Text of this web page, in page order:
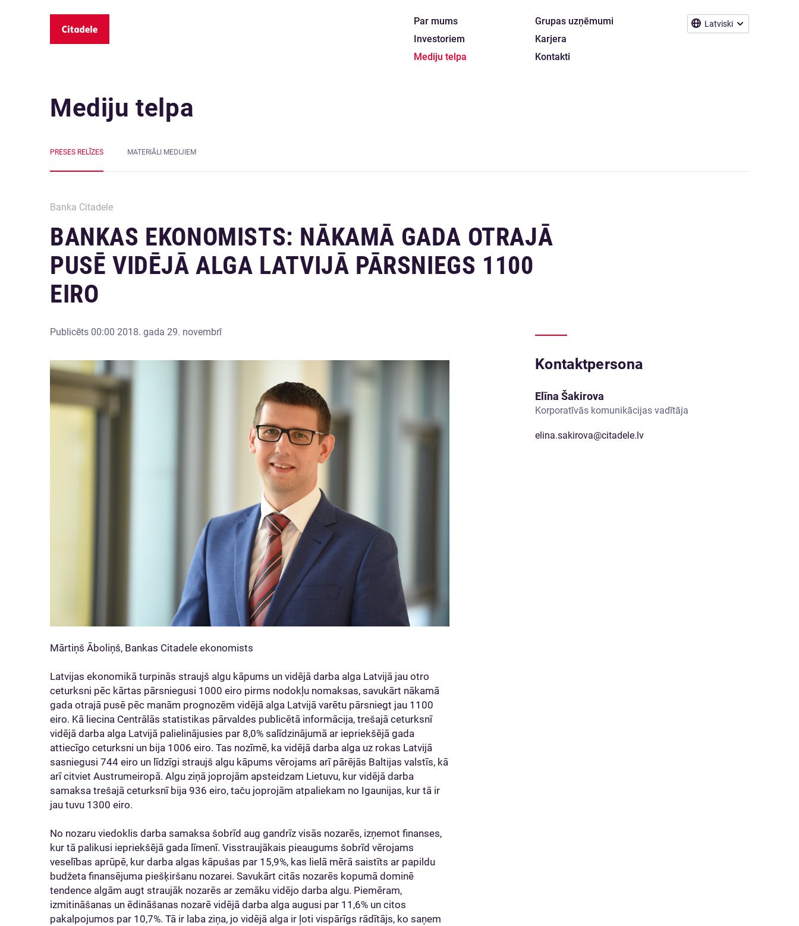
Latviski
Par mums
Investoriem
Mediju telpa
Grupas uzņēmumi
Karjera
Kontakti
Mediju telpa
PRESES RELĪZES MATERIĀLI MEDIJIEM
Banka Citadele
BANKAS EKONOMISTS: NĀKAMĀ GADA OTRAJĀ
PUSĒ VIDĒJĀ ALGA LATVIJĀ PĀRSNIEGS 1100
EIRO
Publicēts 00:00 2018. gada 29. novembrī
Mārtiņš Āboliņš, Bankas Citadele ekonomists
Latvijas ekonomikā turpinās straujš algu kāpums un vidējā darba alga Latvijā jau otro
ceturksni pēc kārtas pārsniegusi 1000 eiro pirms nodokļu nomaksas, savukārt nākamā
gada otrajā pusē pēc manām prognozēm vidējā alga Latvijā varētu pārsniegt jau 1100
eiro. Kā liecina Centrālās statistikas pārvaldes publicētā informācija, trešajā ceturksnī
vidējā darba alga Latvijā palielinājusies par 8,0% salīdzinājumā ar iepriekšējā gada
attiecīgo ceturksni un bija 1006 eiro. Tas nozīmē, ka vidējā darba alga uz rokas Latvijā
sasniegusi 744 eiro un līdzīgi straujš algu kāpums vērojams arī pārējās Baltijas valstīs, kā
arī citviet Austrumeiropā. Algu ziņā joprojām apsteidzam Lietuvu, kur vidējā darba
samaksa trešajā ceturksnī bija 936 eiro, taču joprojām atpaliekam no Igaunijas, kur tā ir
jau tuvu 1300 eiro.
No nozaru viedoklis darba samaksa šobrīd aug gandrīz visās nozarēs, izņemot finanses,
kur tā palikusi iepriekšējā gada līmenī. Visstraujākais pieaugums šobrīd vērojams
veselības aprūpē, kur darba algas kāpušas par 15,9%, kas lielā mērā saistīts ar papildu
budžeta finansējuma piešķiršanu nozarei. Savukārt citās nozarēs kopumā dominē
tendence algām augt straujāk nozarēs ar zemāku vidējo darba algu. Piemēram,
izmitināšanas un ēdināšanas nozarē vidējā darba alga augusi par 11,6% un citos
pakalpojumos par 10,7%. Tā ir laba ziņa, jo vidējā alga ir ļoti vispārīgs rādītājs, ko saņem
Kontaktpersona
Elīna Šakirova
Korporatīvās komunikācijas vadītāja
elina.sakirova@citadele.lv